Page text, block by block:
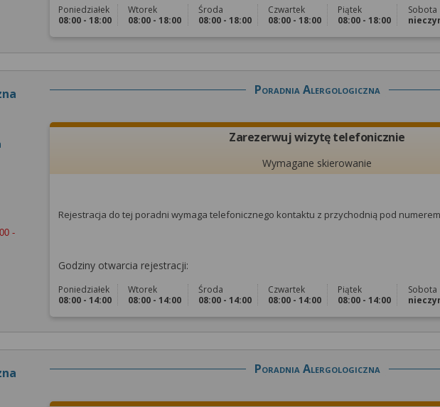
Poniedziałek
08:00 - 18:00
Wtorek
08:00 - 18:00
Środa
08:00 - 18:00
Czwartek
08:00 - 18:00
Piątek
08:00 - 18:00
Sobota
-
Poradnia Alergologiczna
Zarezerwuj wizytę telefonicznie
Wymagane skierowanie
Rejestracja do tej poradni wymaga telefonicznego kontaktu z przychodnią pod
Godziny otwarcia rejestracji:
Poniedziałek
08:00 - 14:00
Wtorek
08:00 - 14:00
Środa
08:00 - 14:00
Czwartek
08:00 - 14:00
Piątek
08:00 - 14:00
Sobota
Poradnia Alergologiczna